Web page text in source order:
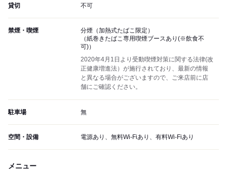
貸切 不可
禁煙・喫煙
分煙（加熱式たばこ限定）
（紙巻きたばこ専用喫煙ブースあり(※飲食不
可)）
2020年4月1日より受動喫煙対策に関する法律(改
正健康増進法）が施行されており、最新の情報
と異なる場合がございますので、ご来店前に店
舗にご確認ください。
駐車場 無
空間・設備 電源あり、無料Wi-Fiあり、有料Wi-Fiあり
メニュー